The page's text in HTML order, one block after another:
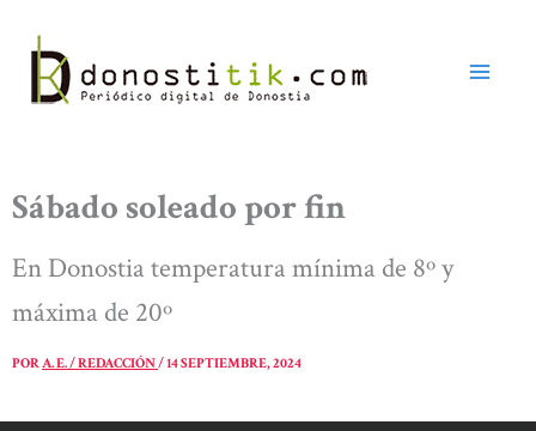
contenido
Sábado soleado por fin
En Donostia temperatura mínima de 8º y
máxima de 20º
PORA. E. / REDACCIÓN/14 SEPTIEMBRE, 2024